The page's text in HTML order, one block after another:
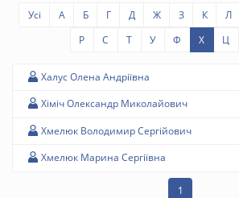
Усі А Б Г Д Ж З К Л
Р
С Т У Ф Х Ц
Халус Олена Андріївна
Хіміч Олександр Миколайович
Хмелюк Володимир Сергійович
Хмелюк Марина Сергіївна
1